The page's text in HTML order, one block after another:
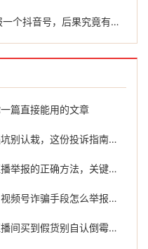
抖音几个人举报能成功，多人举报一个抖音号，后果究竟有多严重？
篇直接能用的文章
，这份投诉指南教你有效维权
确方法，关键时刻如何维护权益
段怎么举报？这篇指南请收好
！一文讲清怎么举报快手商家的完整路径